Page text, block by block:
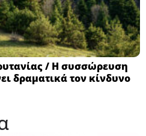
/ Η συσσώρευση
δραματικά τον κίνδυνο